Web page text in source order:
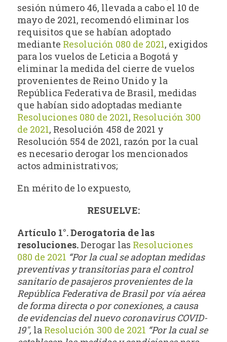
sesión número 46, llevada a cabo el 10 de
mayo de 2021, recomendó eliminar los
requisitos que se habían adoptado
mediante Resolución 080 de 2021, exigidos
para los vuelos de Leticia a Bogotá y
eliminar la medida del cierre de vuelos
provenientes de Reino Unido y la
República Federativa de Brasil, medidas
que habían sido adoptadas mediante
Resoluciones 080 de 2021, Resolución 300
de 2021, Resolución 458 de 2021 y
Resolución 554 de 2021, razón por la cual
es necesario derogar los mencionados
actos administrativos;
En mérito de lo expuesto,
RESUELVE:
Artículo 1°. Derogatoria de las
resoluciones.Derogar las Resoluciones
080 de 2021 “Por la cual se adoptan medidas
preventivas y transitorias para el control
sanitario de pasajeros provenientes de la
República Federativa de Brasil por vía aérea
de forma directa o por conexiones, a causa
de evidencias del nuevo coronavirus COVID-
19″, la Resolución 300 de 2021 “Por la cual se